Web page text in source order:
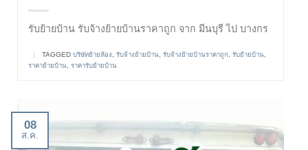
รับย้ายบ้าน รับจ้างย้ายบ้านราคาถูก จาก มีนบุรี ไป บางกร
| TAGGED บริษัทย้ายห้อง รับจ้างย้ายบ้าน รับจ้างย้ายบ้านราคาถูก รับย้ายบ้าน
ราคาย้ายบ้าน ราคารับย้ายบ้าน
08
ส.ค.